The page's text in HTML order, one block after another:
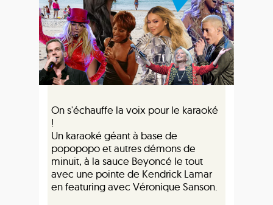
On s'échauffe la voix pour le karaoké
!
Un karaoké géant à base de
popopopo et autres démons de
minuit, à la sauce Beyoncé le tout
avec une pointe de Kendrick Lamar
en featuring avec Véronique Sanson.